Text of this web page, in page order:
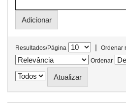
Resultados/Página |
Ordenar
Ordenar